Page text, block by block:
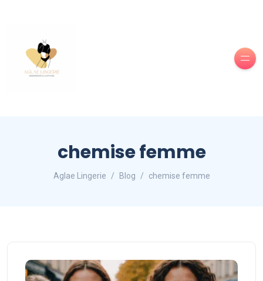
chemise femme
Aglae Lingerie Blog chemise femme